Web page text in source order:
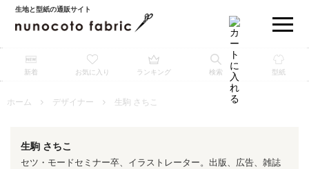
生地と型紙の通販サイト
新着 お気に入り ランキング 検索 型紙
ホーム デザイナー 生駒 さちこ
生駒 さちこ
セツ・モードセミナー卒、イラストレーター。出版、広告、雑誌